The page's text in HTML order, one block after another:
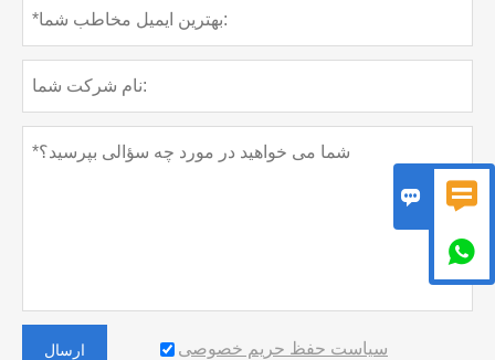
ارسال سیاست حفظ حریم خصوصی
 
